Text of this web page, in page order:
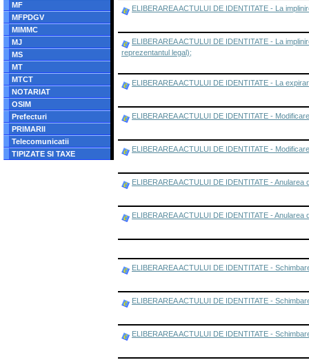
MF
MFPDGV
MIMMC
MJ
MS
MT
MTCT
NOTARIAT
OSIM
Prefecturi
PRIMARII
Telecomunicatii
TIPIZATE SI TAXE
ELIBERAREA ACTULUI DE IDENTITATE - La
ELIBERAREA ACTULUI DE IDENTITATE - La
reprezentantul legal);
ELIBERAREA ACTULUI DE IDENTITATE - La
ELIBERAREA ACTULUI DE IDENTITATE -
ELIBERAREA ACTULUI DE IDENTITATE -
ELIBERAREA ACTULUI DE IDENTITATE -
ELIBERAREA ACTULUI DE IDENTITATE -
ELIBERAREA ACTULUI DE IDENTITATE -
ELIBERAREA ACTULUI DE IDENTITATE -
ELIBERAREA ACTULUI DE IDENTITATE -